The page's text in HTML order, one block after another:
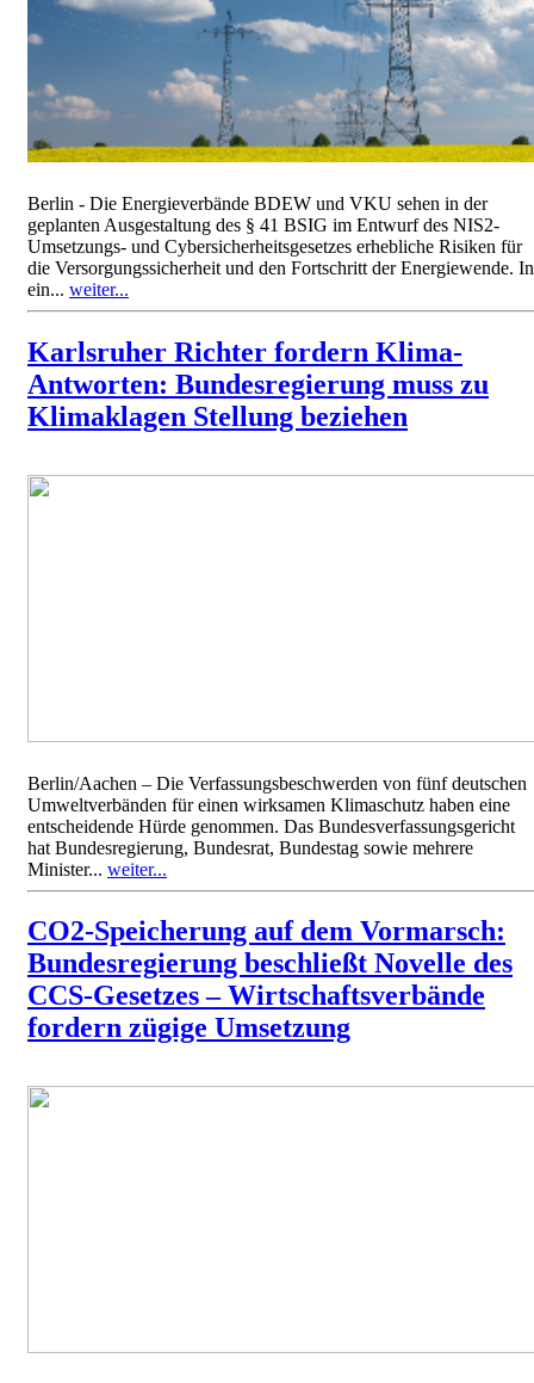
Berlin - Die Energieverbände BDEW und VKU sehen in der
geplanten Ausgestaltung des § 41 BSIG im Entwurf des NIS2-
Umsetzungs- und Cybersicherheitsgesetzes erhebliche Risiken für
die Versorgungssicherheit und den Fortschritt der Energiewende. In
ein... weiter...
Karlsruher Richter fordern Klima-
Antworten: Bundesregierung muss zu
Klimaklagen Stellung beziehen
Berlin/Aachen – Die Verfassungsbeschwerden von fünf deutschen
Umweltverbänden für einen wirksamen Klimaschutz haben eine
entscheidende Hürde genommen. Das Bundesverfassungsgericht
hat Bundesregierung, Bundesrat, Bundestag sowie mehrere
Minister... weiter...
CO2-Speicherung auf dem Vormarsch:
Bundesregierung beschließt Novelle des
CCS-Gesetzes – Wirtschaftsverbände
fordern zügige Umsetzung